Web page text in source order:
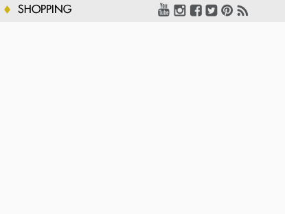
SHOPPING